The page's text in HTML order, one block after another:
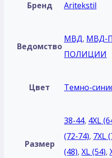
Бренд Aritekstil
Ведомство
МВД, МВД-
ПОЛИЦИИ
Цвет Темно-
Размер
38-44, 4XL
(72-74), 7XL
(48), XL (54),